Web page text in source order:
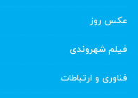
عکس روز
فیلم شهروندی
فناوری و ارتباطات